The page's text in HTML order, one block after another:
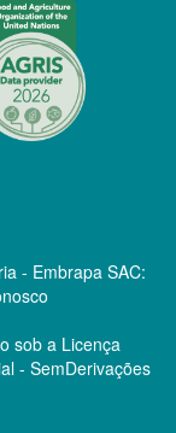
- Embrapa SAC:
sob a Licença
- SemDerivações